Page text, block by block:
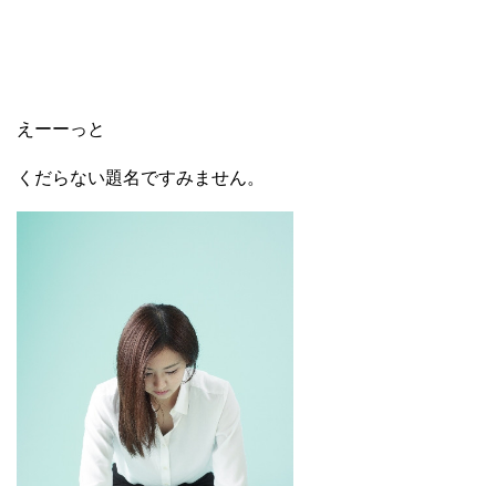
えーーっと
くだらない題名ですみません。